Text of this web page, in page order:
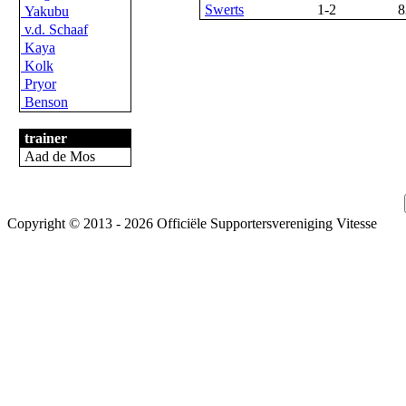
Yakubu
v.d. Schaaf
Kaya
Kolk
Pryor
Benson
trainer
Aad de Mos
Swerts 1-2
Copyright © 2013 - 2026 Officiële Supportersvereniging Vitesse